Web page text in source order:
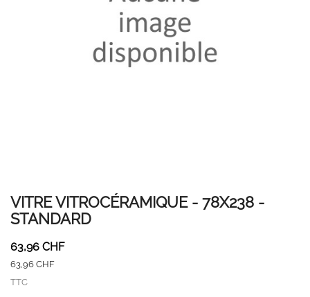
VITRE VITROCÉRAMIQUE - 78X238 -
STANDARD
63,96 CHF
63,96 CHF
TTC